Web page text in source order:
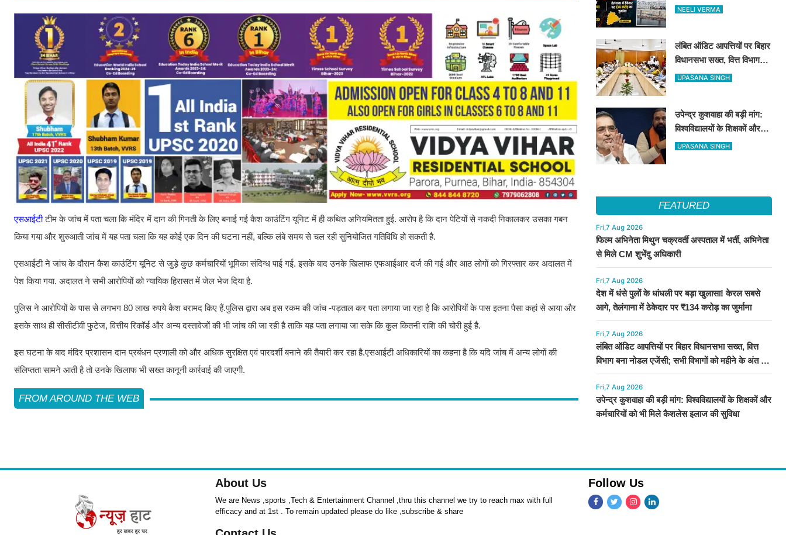
एसआईटीटीम के जांच में पता चला कि मंदिर में दान की गिनती के लिए बनाई गई कैश काउंटिंग यूनिट में ही कथित अनियमितता हुई. आरोप है कि दान पेटियों से नकदी निकालकर उसका गबन
किया गया और शुरुआती जांच में यह पता चला कि यह कोई एक दिन की घटना नहीं, बल्कि लंबे समय से चल रही सुनियोजित गतिविधि हो सकती है.
एसआईटी ने जांच के दौरान कैश काउंटिंग यूनिट से जुड़े कुछ कर्मचारियों भूमिका संदिग्ध पाई गई. इसके बाद उनके खिलाफ एफआईआर दर्ज की गई और आठ लोगों को गिरफ्तार कर अदालत में
पेश किया गया. अदालत ने सभी आरोपियों को न्यायिक हिरासत में जेल भेज दिया है.
पुलिस ने आरोपियों के पास से लगभग 80 लाख रुपये कैश बरामद किए हैं.पुलिस द्वारा अब इस रकम की जांच -पड़ताल कर पता लगाया जा रहा है कि आरोपियों के पास इतना पैसा कहां से आया और
इसके साथ ही सीसीटीवी फुटेज, वित्तीय रिकॉर्ड और अन्य दस्तावेजों की भी जांच की जा रही है ताकि यह पता लगाया जा सके कि कुल कितनी राशि की चोरी हुई है.
इस घटना के बाद मंदिर प्रशासन दान प्रबंधन प्रणाली को और अधिक सुरक्षित एवं पारदर्शी बनाने की तैयारी कर रहा है.एसआईटी अधिकारियों का कहना है कि यदि जांच में अन्य लोगों की
संलिप्तता सामने आती है तो उनके खिलाफ भी सख्त कानूनी कार्रवाई की जाएगी.
FROM AROUND THE WEB
तेलंगाना में ठेकेदार पर ₹134
NEELI VERMA
लंबित ऑडिट आपत्तियों पर बिहार
विधानसभा सख्त, वित्त विभाग
बना नोडल एजेंसी; सभी विभागों
UPASANA SINGH
उपेन्द्र कुशवाहा की बड़ी मांग:
विश्वविद्यालयों के शिक्षकों और
कर्मचारियों को भी मिले कैशलेस
UPASANA SINGH
FEATURED
Fri,7 Aug 2026
फिल्म अभिनेता मिथुन चक्रवर्ती अस्पताल में भर्ती, अभिनेता
से मिले CM शुभेंदु अधिकारी
Fri,7 Aug 2026
देश में धंसे पुलों के धांधली पर बड़ा खुलासा! केरल सबसे
आगे, तेलंगाना में ठेकेदार पर ₹134 करोड़ का जुर्माना
Fri,7 Aug 2026
लंबित ऑडिट आपत्तियों पर बिहार विधानसभा सख्त, वित्त
विभाग बना नोडल एजेंसी; सभी विभागों को महीने के अंत तक
कार्रवाई के निर्देश
Fri,7 Aug 2026
उपेन्द्र कुशवाहा की बड़ी मांग: विश्वविद्यालयों के शिक्षकों और
कर्मचारियों को भी मिले कैशलेस इलाज की सुविधा
About Us
We are News ,sports ,Tech & Entertainment Channel ,thru this channel we try to reach max with full
efficacy and at 1st . To remain updated please do like ,subscribe & share
Follow Us